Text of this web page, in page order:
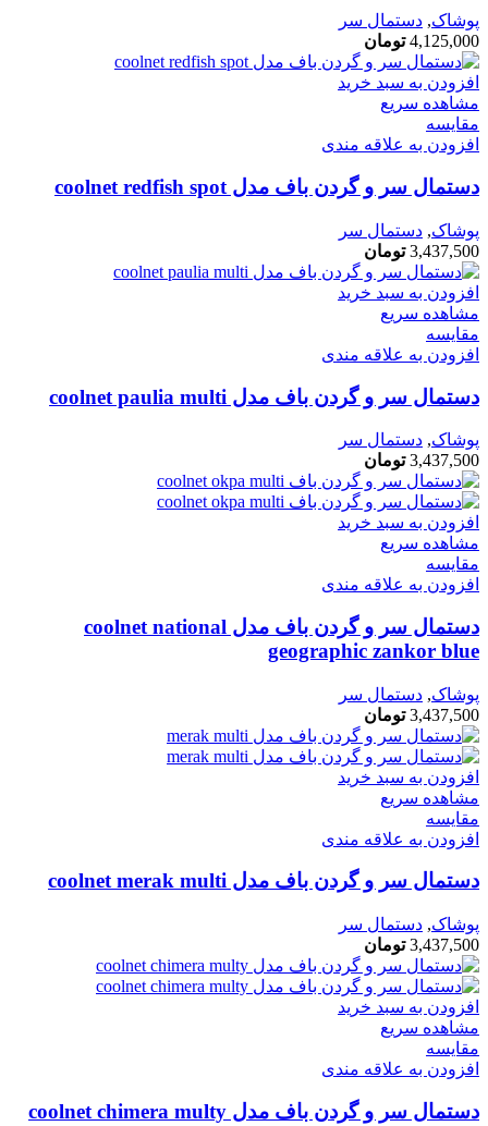
پوشاک, دستمال سر
4,125,000 تومان
افزودن به سبد خرید
مشاهده سریع
مقایسه
افزودن به علاقه مندی
دستمال سر و گردن باف مدل coolnet redfish spot
پوشاک, دستمال سر
3,437,500 تومان
افزودن به سبد خرید
مشاهده سریع
مقایسه
افزودن به علاقه مندی
دستمال سر و گردن باف مدل coolnet paulia multi
پوشاک, دستمال سر
3,437,500 تومان
افزودن به سبد خرید
مشاهده سریع
مقایسه
افزودن به علاقه مندی
دستمال سر و گردن باف مدل coolnet national
geographic zankor blue
پوشاک, دستمال سر
3,437,500 تومان
افزودن به سبد خرید
مشاهده سریع
مقایسه
افزودن به علاقه مندی
دستمال سر و گردن باف مدل coolnet merak multi
پوشاک, دستمال سر
3,437,500 تومان
افزودن به سبد خرید
مشاهده سریع
مقایسه
افزودن به علاقه مندی
دستمال سر و گردن باف مدل coolnet chimera multy